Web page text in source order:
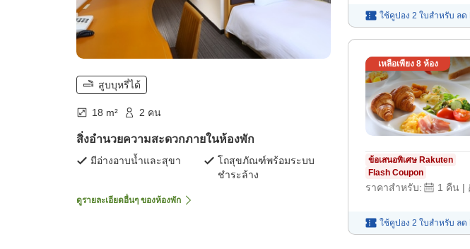
สูบบุหรี่ได้
18 m² 2 คน
สิ่งอำนวยความสะดวกภายในห้องพัก
มีอ่างอาบน้ำและสุขา
โถสุขภัณฑ์พร้อมระบบ
ชำระล้าง
ดูรายละเอียดอื่นๆ ของห้องพัก
ใช้คูปอง 2 ใบสำหรับ ลด
เหลือเพียง 8ห้อง
ข้อเสนอพิเศษ Rakuten
Flash Coupon
ราคาสำหรับ: 1 คืน |
ใช้คูปอง 2 ใบสำหรับ ลด